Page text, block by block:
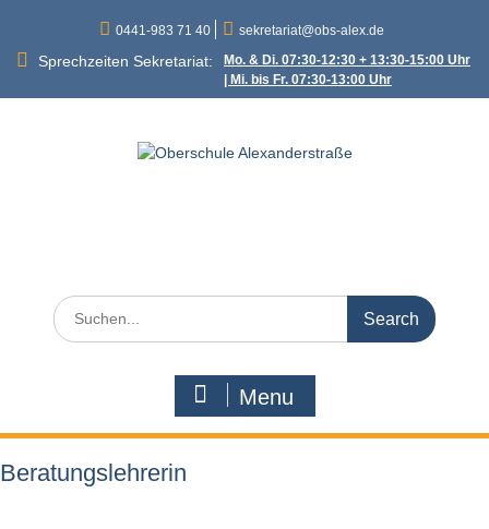
content
0441-983 71 40 sekretariat@obs-alex.de
Sprechzeiten Sekretariat:
Mo. & Di. 07:30-12:30 + 13:30-15:00 Uhr
| Mi. bis Fr. 07:30-13:00 Uhr
Search
for:
Menu
Beratungslehrerin